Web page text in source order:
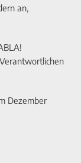
an,
Dezember